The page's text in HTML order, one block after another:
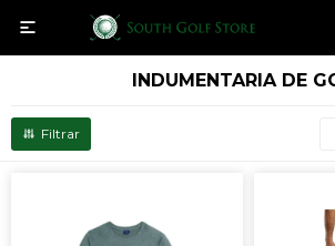

INDUMENTARIA DE